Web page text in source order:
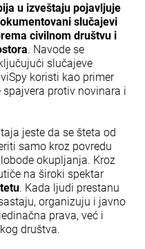
u izveštaju pojavljuje
slučajevi
civilnom društvu i
. Navode se
slučajeve
koristi kao primer
protiv novinara i
jeste da se šteta od
samo kroz povredu
okupljanja. Kroz
na široki spektar
. Kada ljudi prestanu
organizuju i javno
prava, već i
društva.